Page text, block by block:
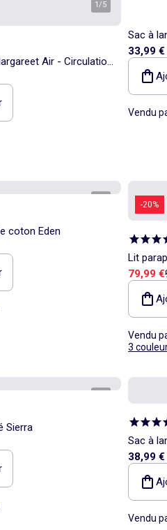
1/5
Air - Circulation
- Capuche
Sac à
33,99 €
Vendu
coton Eden
-20%
Lit
Lit
Prix de
79,99 €
Vendu
3
Sierra
Sac à
38,99 €
Vendu